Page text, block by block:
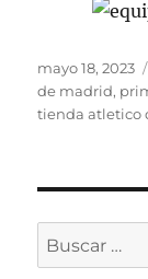
Publicado
el
mayo 18, 2023
de madrid,
tienda atletico
Buscar
por: